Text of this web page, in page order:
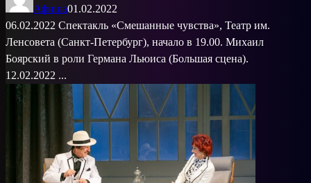
Афиша01.02.2022
06.02.2022 Спектакль «Смешанные чувства», Театр им.
Ленсовета (Санкт-Петербург), начало в 19.00. Михаил
Боярский в роли Германа Льюиса (Большая сцена).
12.02.2022 ...